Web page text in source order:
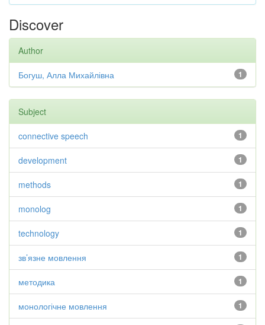
Discover
Author
1
Богуш, Алла Михайлівна
Subject
1
connective speech
1
development
1
methods
1
monolog
1
technology
1
зв’язне мовлення
1
методика
1
монологічне мовлення